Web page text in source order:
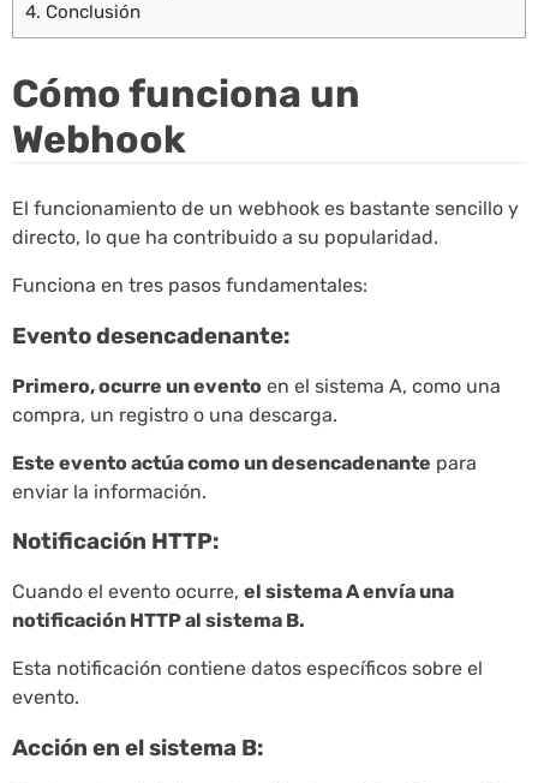
4. Conclusión
Cómo funciona un
Webhook
El funcionamiento de un webhook es bastante sencillo y
directo, lo que ha contribuido a su popularidad.
Funciona en tres pasos fundamentales:
Evento desencadenante:
Primero, ocurre un evento en el sistema A, como una
compra, un registro o una descarga.
Este evento actúa como un desencadenante para
enviar la información.
Notificación HTTP:
Cuando el evento ocurre, el sistema A envía una
notificación HTTP al sistema B.
Esta notificación contiene datos específicos sobre el
evento.
Acción en el sistema B: